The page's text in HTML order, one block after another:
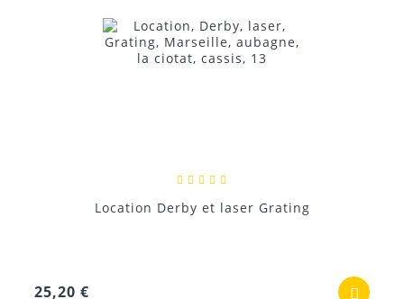
Location Derby et laser Grating
25,20 €